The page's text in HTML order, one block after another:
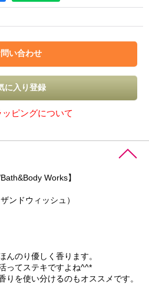
ピングについて
Works】
ンドウィッシュ）
んのり優しく香ります。
ってステキですよね^^*
りを使い分けるのもオススメです。